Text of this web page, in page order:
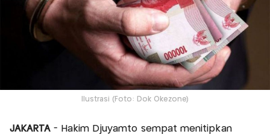
Ilustrasi (Foto: Dok Okezone)
JAKARTA - Hakim Djuyamto sempat menitipkan